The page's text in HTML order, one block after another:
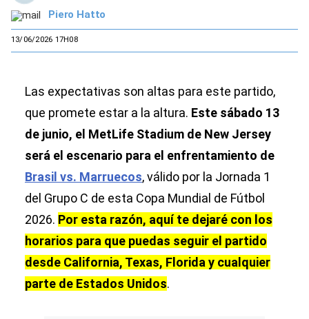
Piero Hatto
13/06/2026 17H08
Las expectativas son altas para este partido,
que promete estar a la altura. Este sábado 13
de junio, el MetLife Stadium de New Jersey
será el escenario para el enfrentamiento de
Brasil vs. Marruecos, válido por la Jornada 1
del Grupo C de esta Copa Mundial de Fútbol
2026. Por esta razón, aquí te dejaré con los
horarios para que puedas seguir el partido
desde California, Texas, Florida y cualquier
parte de Estados Unidos.